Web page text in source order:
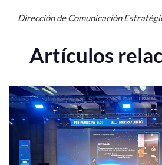
Dirección de Comunicación
Artículos